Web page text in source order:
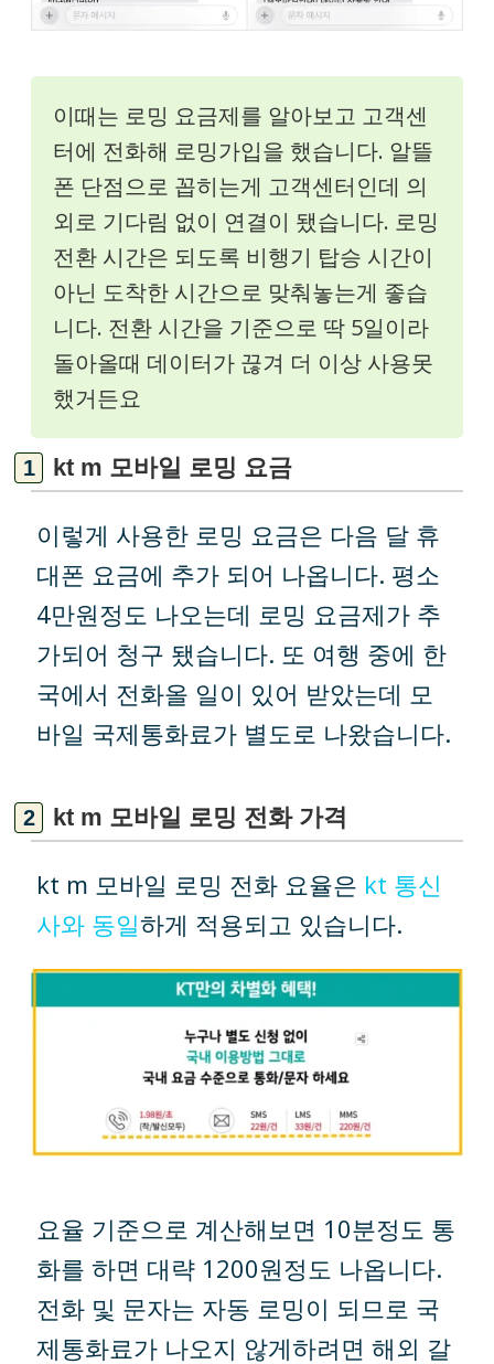
이때는 로밍 요금제를 알아보고 고객센
터에 전화해 로밍가입을 했습니다. 알뜰
폰 단점으로 꼽히는게 고객센터인데 의
외로 기다림 없이 연결이 됐습니다. 로밍
전환 시간은 되도록 비행기 탑승 시간이
아닌 도착한 시간으로 맞춰놓는게 좋습
니다. 전환 시간을 기준으로 딱 5일이라
돌아올때 데이터가 끊겨 더 이상 사용못
했거든요
kt m 모바일 로밍 요금
이렇게 사용한 로밍 요금은 다음 달 휴
대폰 요금에 추가 되어 나옵니다. 평소
4만원정도 나오는데 로밍 요금제가 추
가되어 청구 됐습니다. 또 여행 중에 한
국에서 전화올 일이 있어 받았는데 모
바일 국제통화료가 별도로 나왔습니다.
kt m 모바일 로밍 전화 가격
kt m 모바일 로밍 전화 요율은 kt 통신
사와 동일하게 적용되고 있습니다.
요율 기준으로 계산해보면 10분정도 통
화를 하면 대략 1200원정도 나옵니다.
전화 및 문자는 자동 로밍이 되므로 국
제통화료가 나오지 않게하려면 해외 갈